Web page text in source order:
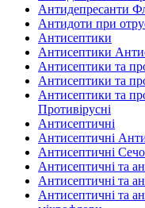
Антидепресанти
Антидоти при
Антисептики
Антисептики
Антисептики та
Антисептики та
Антисептики та
Противірусні
Антисептичні
Антисептичні
Антисептичні
Антисептичні та
Антисептичні та
Антисептичні та